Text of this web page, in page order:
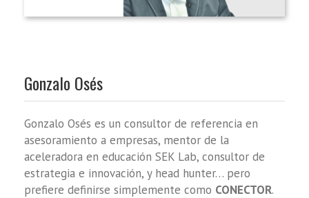
Gonzalo Osés
Gonzalo Osés es un consultor de referencia en
asesoramiento a empresas, mentor de la
aceleradora en educación SEK Lab, consultor de
estrategia e innovación, y head hunter… pero
prefiere definirse simplemente como CONECTOR.